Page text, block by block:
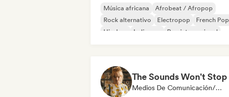
Música africana
Afrobeat / Afropop
Rock alternativo
Electropop
French Pop
Hip-hop
Indie pop Pop internacional
The Sounds Won't Stop
Medios De Comunicación/Periodista